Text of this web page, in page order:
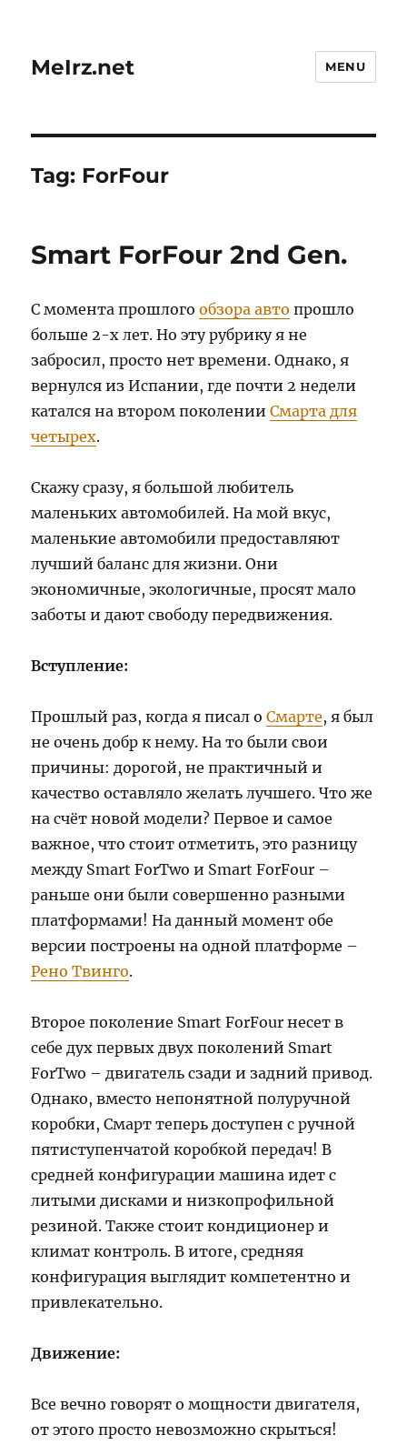
MeIrz.net MENU
Tag: ForFour
Smart ForFour 2nd Gen.
С момента прошлогообзора авто прошло
больше 2-х лет. Но эту рубрику я не
забросил, просто нет времени. Однако, я
вернулся из Испании, где почти 2 недели
катался на втором поколенииСмарта для
четырех.
Скажу сразу, я большой любитель
маленьких автомобилей. На мой вкус,
маленькие автомобили предоставляют
лучший баланс для жизни. Они
экономичные, экологичные, просят мало
заботы и дают свободу передвижения.
Вступление:
Прошлый раз, когда я писал оСмарте, я был
не очень добр к нему. На то были свои
причины: дорогой, не практичный и
качество оставляло желать лучшего. Что же
на счёт новой модели? Первое и самое
важное, что стоит отметить, это разницу
между Smart ForTwo и Smart ForFour –
раньше они были совершенно разными
платформами! На данный момент обе
версии построены на одной платформе –
Рено Твинго.
Второе поколение Smart ForFour несет в
себе дух первых двух поколений Smart
ForTwo – двигатель сзади и задний привод.
Однако, вместо непонятной полуручной
коробки, Смарт теперь доступен с ручной
пятиступенчатой коробкой передач! В
средней конфигурации машина идет с
литыми дисками и низкопрофильной
резиной. Также стоит кондиционер и
климат контроль. В итоге, средняя
конфигурация выглядит компетентно и
привлекательно.
Движение:
Все вечно говорят о мощности двигателя,
от этого просто невозможно скрыться!